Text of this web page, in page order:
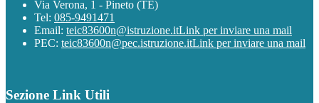
Via Verona, 1 - Pineto (TE)
Tel: 085-9491471
Email: teic83600n@istruzione.itLink per inviare una mail
PEC: teic83600n@pec.istruzione.itLink per inviare una mail
Sezione Link Utili